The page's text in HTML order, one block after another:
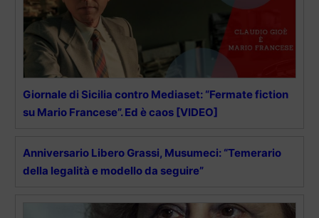
Giornale di Sicilia contro Mediaset: “Fermate fiction
su Mario Francese”. Ed è caos [VIDEO]
Anniversario Libero Grassi, Musumeci: “Temerario
della legalità e modello da seguire”